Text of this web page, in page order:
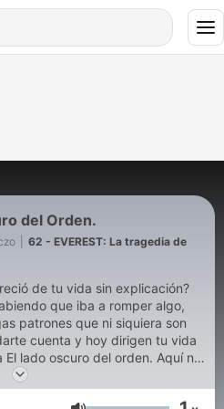
del Orden.
62 - EVEREST: La tragedia de
de tu vida sin explicación?
que iba a romper algo,
cuenta y hoy dirigen tu vida
ni frases motivacionales.
nombra: los silencios que